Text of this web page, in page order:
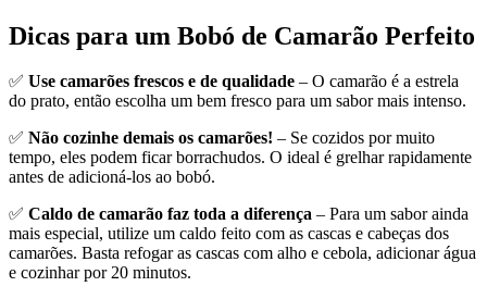
Dicas para um Bobó de Camarão Perfeito
✅ Use camarões frescos e de qualidade – O camarão é a estrela
do prato, então escolha um bem fresco para um sabor mais intenso.
✅ Não cozinhe demais os camarões! – Se cozidos por muito
tempo, eles podem ficar borrachudos. O ideal é grelhar rapidamente
antes de adicioná-los ao bobó.
✅ Caldo de camarão faz toda a diferença – Para um sabor ainda
mais especial, utilize um caldo feito com as cascas e cabeças dos
camarões. Basta refogar as cascas com alho e cebola, adicionar água
e cozinhar por 20 minutos.